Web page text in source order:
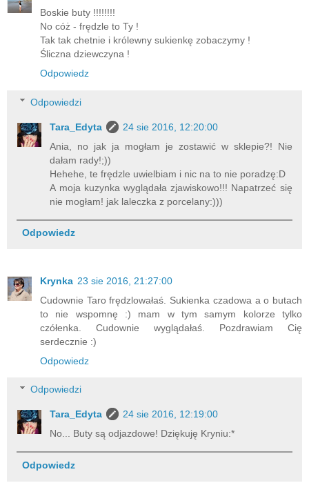
Boskie buty !!!!!!!!
No cóż - frędzle to Ty !
Tak tak chetnie i królewny sukienkę zobaczymy !
Śliczna dziewczyna !
Odpowiedz
Odpowiedzi
Tara_Edyta
24 sie 2016, 12:20:00
Ania, no jak ja mogłam je zostawić w sklepie?! Nie
dałam rady!;))
Hehehe, te frędzle uwielbiam i nic na to nie poradzę:D
A moja kuzynka wyglądała zjawiskowo!!! Napatrzeć się
nie mogłam! jak laleczka z porcelany:)))
Odpowiedz
Krynka 23 sie 2016, 21:27:00
Cudownie Taro frędzlowałaś. Sukienka czadowa a o butach
to nie wspomnę :) mam w tym samym kolorze tylko
czółenka. Cudownie wyglądałaś. Pozdrawiam Cię
serdecznie :)
Odpowiedz
Odpowiedzi
Tara_Edyta
24 sie 2016, 12:19:00
No... Buty są odjazdowe! Dziękuję Kryniu:*
Odpowiedz